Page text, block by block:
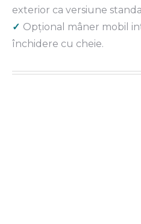
exterior ca versiune
✓ Opțional mâner mobil
închidere cu cheie.